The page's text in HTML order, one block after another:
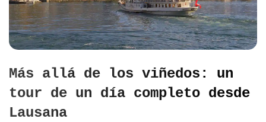
Más allá de los viñedos: un
tour de un día completo desde
Lausana